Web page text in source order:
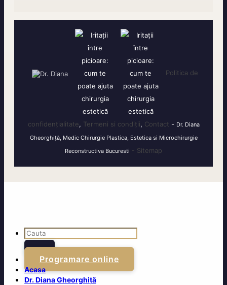
Politica de
confidențialitate, Termeni si condiții, Contact - Dr. Diana
Gheorghiță, Medic Chirurgie Plastica, Estetica si Microchirurgie
Reconstructiva Bucuresti - Sitemap
Programare online
Acasa
Dr. Diana Gheorghiță